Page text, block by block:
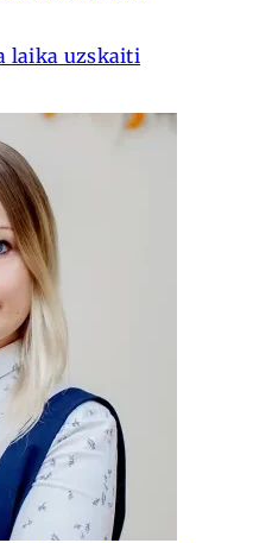
laika uzskaiti